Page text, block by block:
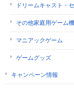
ドリームキャスト・
その他家庭用ゲーム機
マニアックゲーム
ゲームグッズ
キャンペーン情報